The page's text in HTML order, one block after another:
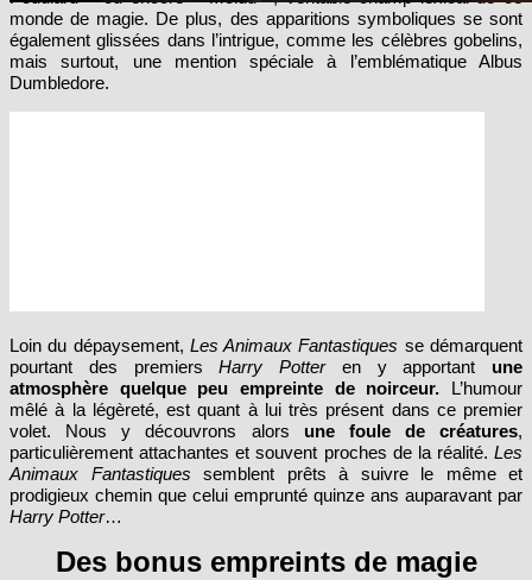
également glissées dans l’intrigue, comme les célèbres gobelins,
mais surtout, une mention spéciale à l’emblématique Albus
Dumbledore.
Loin du dépaysement,Les Animaux Fantastiquesse démarquent
pourtant des premiers Harry Potteren y apportantune
atmosphère quelque peu empreinte de noirceur.L’humour
mêlé à la légèreté, est quant à lui très présent dans ce premier
volet. Nous y découvrons alorsune foule de créatures,
particulièrement attachantes et souvent proches de la réalité.Les
Animaux Fantastiquessemblent prêts à suivre le même et
prodigieux chemin que celui emprunté quinze ans auparavant par
Harry Potter…